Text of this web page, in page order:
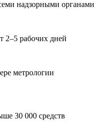
надзорными органами
2–5 рабочих дней
метрологии
30 000 средств